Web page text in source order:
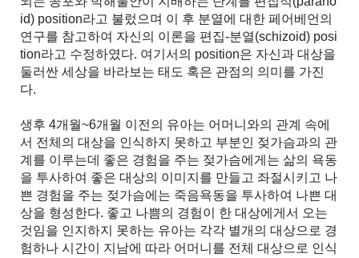
id) position라고 불렀으며 이 후 분열에 대한 페어베언의
연구를 참고하여 자신의 이론을 편집-분열(schizoid) posi
tion라고 수정하였다. 여기서의 position은 자신과 대상을
둘러싼 세상을 바라보는 태도 혹은 관점의 의미를 가진
다.
생후 4개월~6개월 이전의 유아는 어머니와의 관계 속에
서 전체의 대상을 인식하지 못하고 부분인 젖가슴과의 관
계를 이루는데 좋은 경험을 주는 젖가슴에게는 삶의 욕동
을 투사하여 좋은 대상의 이미지를 만들고 좌절시키고 나
쁜 경험을 주는 젖가슴에는 죽음욕동을 투사하여 나쁜 대
상을 형성한다. 좋고 나쁨의 경험이 한 대상에게서 오는
것임을 인지하지 못하는 유아는 각각 별개의 대상으로 경
험하나 시간이 지남에 따라 어머니를 전체 대상으로 인식